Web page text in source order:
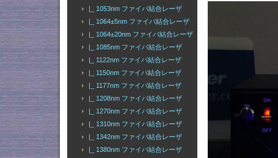
|_ 1053nm ファイバ結合レーザ
|_ 1064±5nm ファイバ結合レーザ
|_ 1064±20nm ファイバ結合レーザ
|_ 1085nm ファイバ結合レーザ
|_ 1122nm ファイバ結合レーザ
|_ 1150nm ファイバ結合レーザ
|_ 1177nm ファイバ結合レーザ
|_ 1208nm ファイバ結合レーザ
|_ 1270nm ファイバ結合レーザ
|_ 1310nm ファイバ結合レーザ
|_ 1342nm ファイバ結合レーザ
|_ 1380nm ファイバ結合レーザ